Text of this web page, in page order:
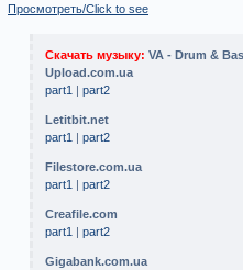
Просмотреть/Click to see
Скачать музыку: VA - Drum &
Upload.com.ua
part1 | part2
Letitbit.net
part1 | part2
Filestore.com.ua
part1 | part2
Сreafile.com
part1 | part2
Gigabank.com.ua